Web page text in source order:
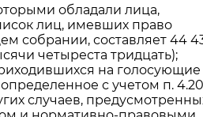
обладали лица,
лиц, имевших право
собрании, составляет 44
четыреста тридцать);
на голосующие
с учетом п. 4.20
случаев,